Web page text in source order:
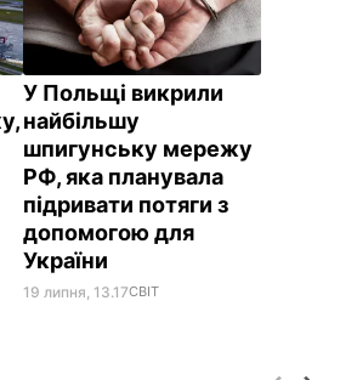
У Польщі викрили
найбільшу
шпигунську мережу
РФ, яка планувала
підривати потяги з
допомогою для
України
19 липня, 13.17СВІТ